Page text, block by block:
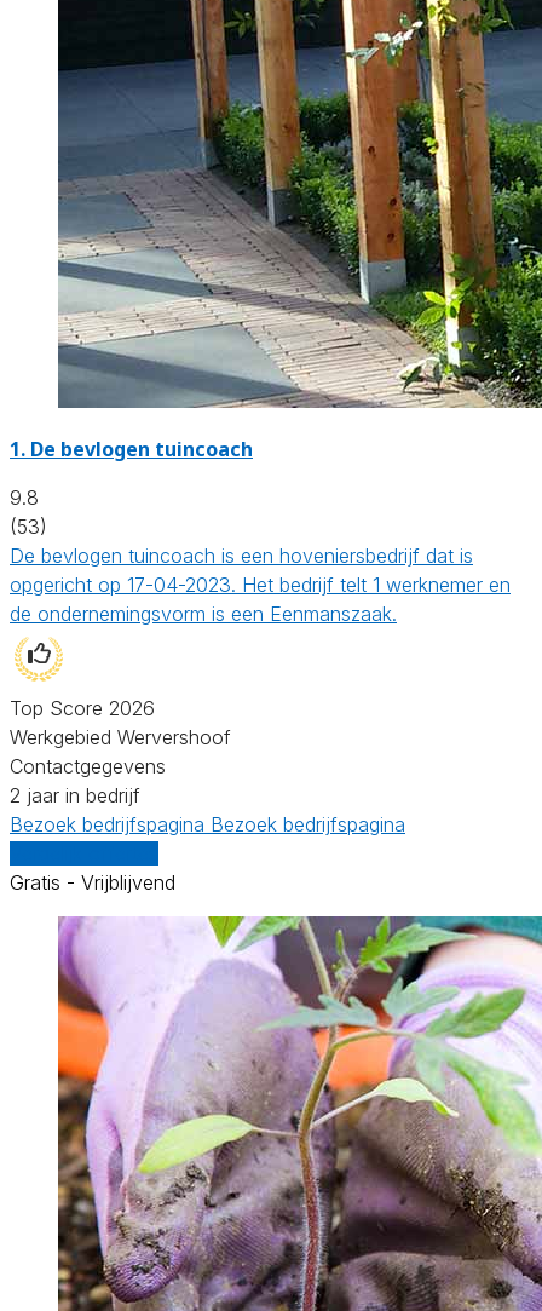
1. De bevlogen tuincoach
9.8
(53)
De bevlogen tuincoach is een hoveniersbedrijf dat is
opgericht op 17-04-2023. Het bedrijf telt 1 werknemer en
de ondernemingsvorm is een Eenmanszaak.
Top Score 2026
Werkgebied Wervershoof
Contactgegevens
2 jaar in bedrijf
Bezoek bedrijfspagina Bezoek bedrijfspagina
Gratis - Vrijblijvend